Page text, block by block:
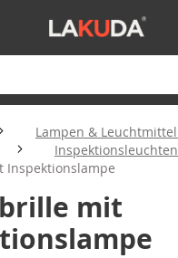
Lampen & Leuchtmittel
Inspektionsleuchten
Inspektionslampe
mit